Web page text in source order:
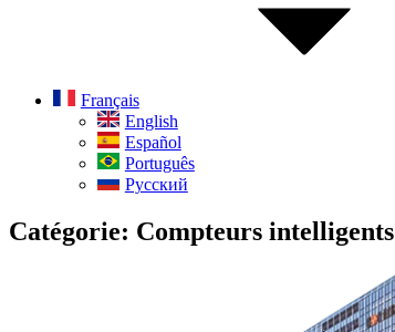
Français
English
Español
Português
Русский
Catégorie: Compteurs intelligents